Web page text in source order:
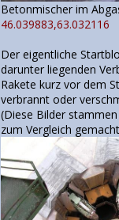
Betonmischer
46.039883,63.032116
Der eigentliche
darunter liegenden
Rakete kurz vor dem
verbrannt oder
(Diese Bilder
zum Vergleich